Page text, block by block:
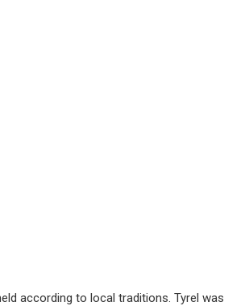
according to local traditions. Tyrel was